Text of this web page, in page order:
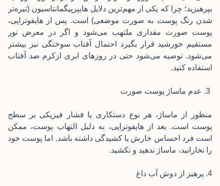
بپرهیزید؛ چرا که یکی از مهم‌ترین دلایل هایپرپیگمانتاسیون (تیره‌تر
شدن رنگ پوست به صورت موضعی) است. پس از هایفوتراپی،
پوست صورت مقداری ملتهب می‌شود و اگر در معرض نور
مستقیم خورشید قرار بگیرد احتمال آفتاب سوختگی نیز بیشتر
می‌شود. توصیه می‌شود حتی در روزهای ابری ازکرم ضد آفتاب
استفاده کنید.
3. عدم ماساژ پوست صورت
منظور از ماساژ، هر نوع دستکاری یا فشار فیزیکی بر سطح
پوست است. بعد از هایفوتراپی، به دلیل التهاب پوست، ممکن
است فرد احساس خارش یا کشیدگی داشته باشد. اما پوست خود
را نخارانید، ماساژ ندهید و نکشید.
4. پرهیز از دوش آب داغ